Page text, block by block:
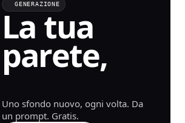
GENERAZIONE
La tua
parete,
generata.
Uno sfondo nuovo, ogni volta. Da
un prompt. Gratis.